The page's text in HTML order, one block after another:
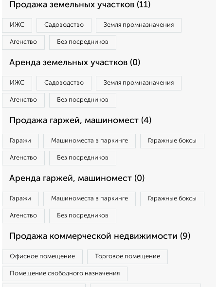
Продажа земельных участков (11)
ИЖС Садоводство Земля промназначения
Агенство Без посредников
Аренда земельных участков (0)
ИЖС Садоводство Земля промназначения
Агенство Без посредников
Продажа гаржей, машиномест (4)
Гаражи Машиноместа в паркинге Гаражные боксы
Агенство Без посредников
Аренда гаржей, машиномест (0)
Гаражи Машиноместа в паркинге Гаражные боксы
Агенство Без посредников
Продажа коммерческой недвижимости (9)
Офисное помещение Торговое помещение
Помещение свободного назначения